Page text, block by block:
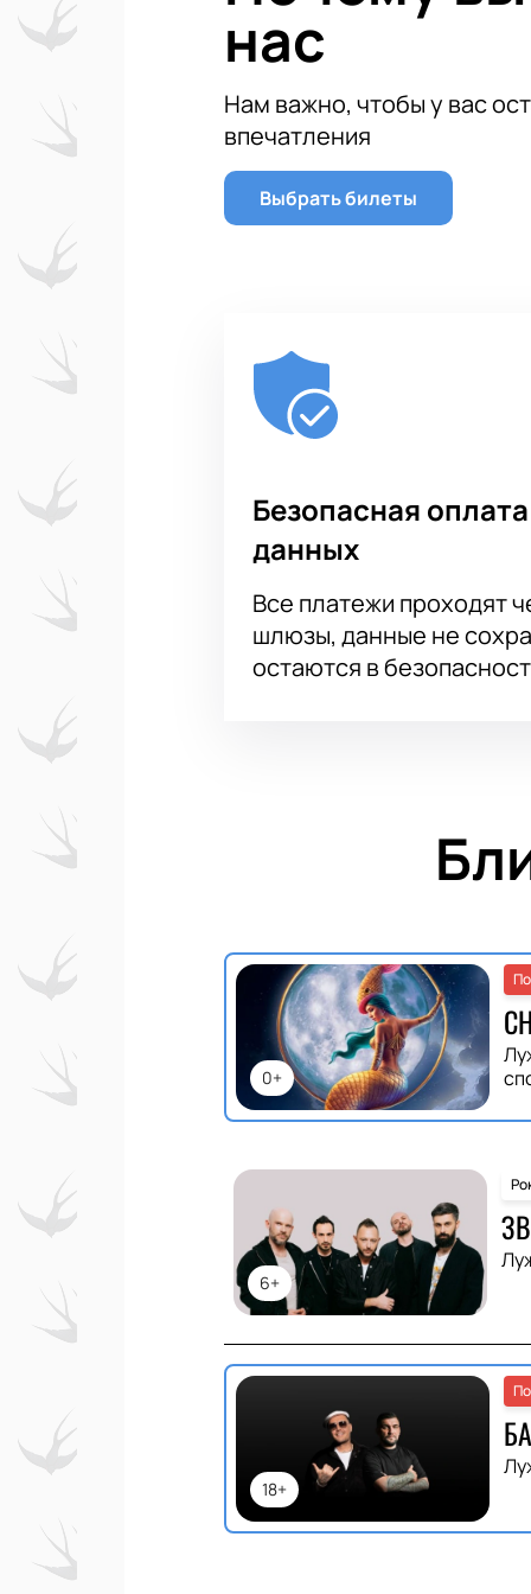
нас
Нам важно, чтобы у вас
впечатления
Выбрать билеты
Безопасная
данных
Все платежи проходят
шлюзы, данные не
остаются в
0+
6+
18+